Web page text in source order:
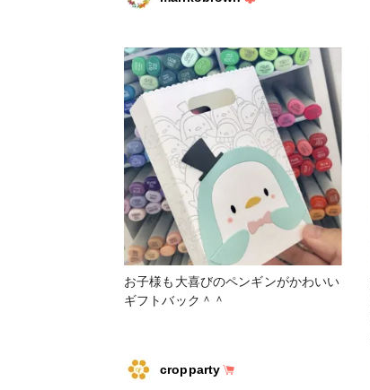
トタグ #スタンプ #クリアスタンプ #
お子様も大喜びのペンギンがかわいい
ギフトバック＾＾
cropparty